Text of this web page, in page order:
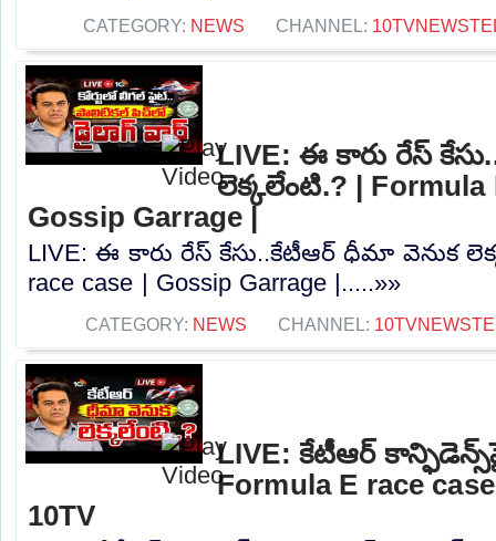
CATEGORY: NEWS CHANNEL:
LIVE: ఈ కారు రేస్‌
లెక్కలేంటి.? | Formula
Gossip Garrage |
LIVE: ఈ కారు రేస్‌ కేసు..కేటీఆర్ ధీమా వెనుక
race case | Gossip Garrage |.....»»
CATEGORY: NEWS CHANNEL:
LIVE: కేటీఆర్
Formula E race
10TV